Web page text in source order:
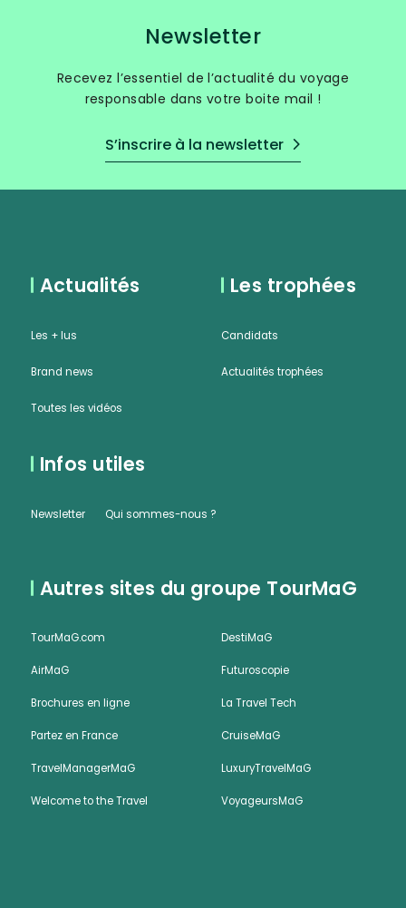
Newsletter
Recevez l’essentiel de l’actualité du voyage
responsable dans votre boite mail !
S’inscrire à la newsletter
Actualités Les trophées
Infos utiles
Les + lus
Brand news
Toutes les vidéos
Candidats
Actualités trophées
Newsletter Qui sommes-nous ?
Autres sites du groupe TourMaG
TourMaG.com
AirMaG
Brochures en ligne
DestiMaG
Futuroscopie
La Travel Tech
Partez en France
TravelManagerMaG
Welcome to the Travel
CruiseMaG
LuxuryTravelMaG
VoyageursMaG